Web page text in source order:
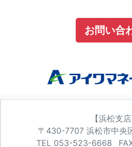
お問い合
【浜松支店
〒430-7707 浜松市中央
TEL 053-523-6668